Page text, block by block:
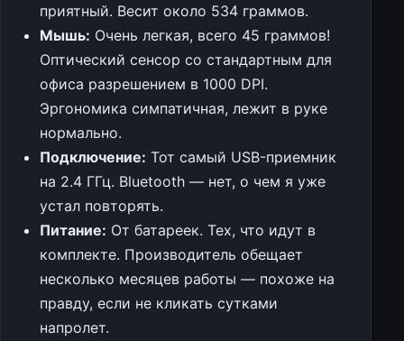
приятный. Весит около 534 граммов.
Мышь: Очень легкая, всего 45 граммов!
Оптический сенсор со стандартным для
офиса разрешением в 1000 DPI.
Эргономика симпатичная, лежит в руке
нормально.
Подключение: Тот самый USB-приемник
на 2.4 ГГц. Bluetooth — нет, о чем я уже
устал повторять.
Питание: От батареек. Тех, что идут в
комплекте. Производитель обещает
несколько месяцев работы — похоже на
правду, если не кликать сутками
напролет.